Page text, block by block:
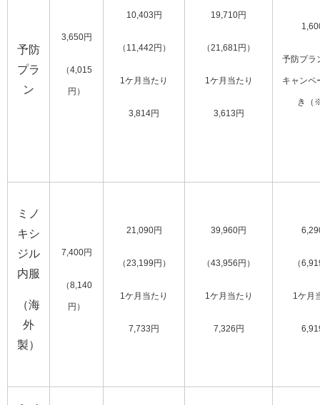
予防
プラ
ン
3,650円
（4,015
円）
10,403円
（11,442円）
1ケ月当たり
3,814円
19,710円
（21,681円）
1ケ月当たり
3,613円
予防プラ
キャンペ
き（
ミノ
キシ
ジル
内服
（海
外
製）
7,400円
（8,140
円）
21,090円
（23,199円）
1ケ月当たり
7,733円
39,960円
（43,956円）
1ケ月当たり
7,326円
（
1ケ月